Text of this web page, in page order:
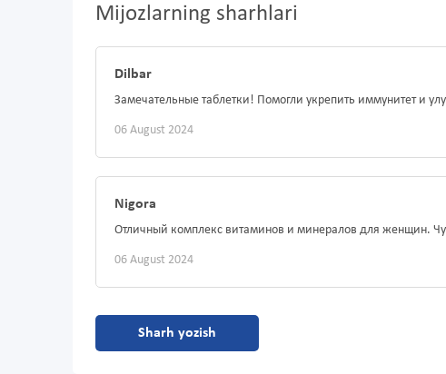
Mijozlarning sharhlari
Dilbar
Замечательные таблетки! Помогли укрепить иммунитет и
06 August 2024
Nigora
Отличный комплекс витаминов и минералов для женщин.
06 August 2024
Sharh yozish